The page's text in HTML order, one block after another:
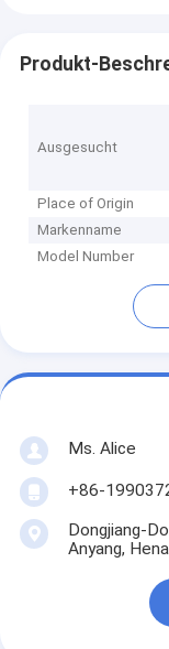
Produkt-
Ausgesucht
Place of Origin
Markenname
Model Number
Ms. Alice
+86-
Dongjiang-
Anyang,